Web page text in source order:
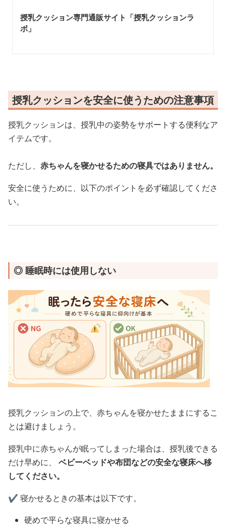
授乳クッション専門通販サイト「授乳クッションラ
ボ 」
授乳クッションを安全に使うための注意事項
授乳クッションは、授乳中の姿勢をサポートする便利なア
イテムです。
ただし、 赤ちゃんを寝かせるための寝具ではありません。
安全に使うために、以下のポイントを必ず確認してくださ
い。
◎ 睡眠時には使用しない
授乳クッションの上で、赤ちゃんを寝かせたままにするこ
とは避けましょう。
授乳中に赤ちゃんが眠ってしまった場合は、授乳後できる
だけ早めに、 ベビーベッドや布団などの安全な寝床へ移
してください。
✔️ 寝かせるときの基本は以下です。
硬めで平らな寝具に寝かせる